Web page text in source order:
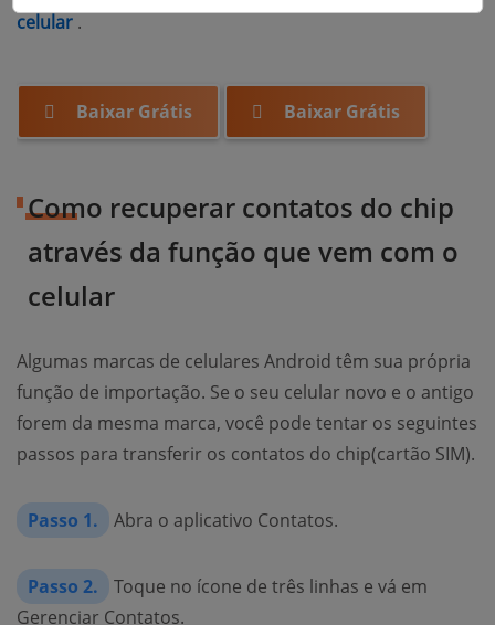
celular .
Baixar Grátis Baixar Grátis
Como recuperar contatos do chip
através da função que vem com o
celular
Algumas marcas de celulares Android têm sua própria
função de importação. Se o seu celular novo e o antigo
forem da mesma marca, você pode tentar os seguintes
passos para transferir os contatos do chip(cartão SIM).
Passo 1. Abra o aplicativo Contatos.
Passo 2.
Toque no ícone de três linhas e vá em
Gerenciar Contatos.